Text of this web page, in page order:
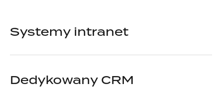
Systemy intranet
Dedykowany CRM